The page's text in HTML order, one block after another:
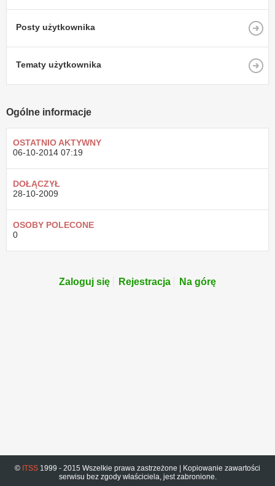
Posty użytkownika
Tematy użytkownika
Ogólne informacje
OSTATNIO AKTYWNY
06-10-2014 07:19
DOŁĄCZYŁ
28-10-2009
OSOBY POLECONE
0
Zaloguj się Rejestracja Na górę
© ITSS 1999 - 2015 Wszelkie prawa zastrzeżone | Kopiowanie zawartości
serwisu bez zgody właściciela, jest zabronione.